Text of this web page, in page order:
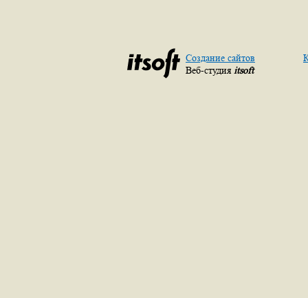
Создание сайтов
Веб-студия itsoft